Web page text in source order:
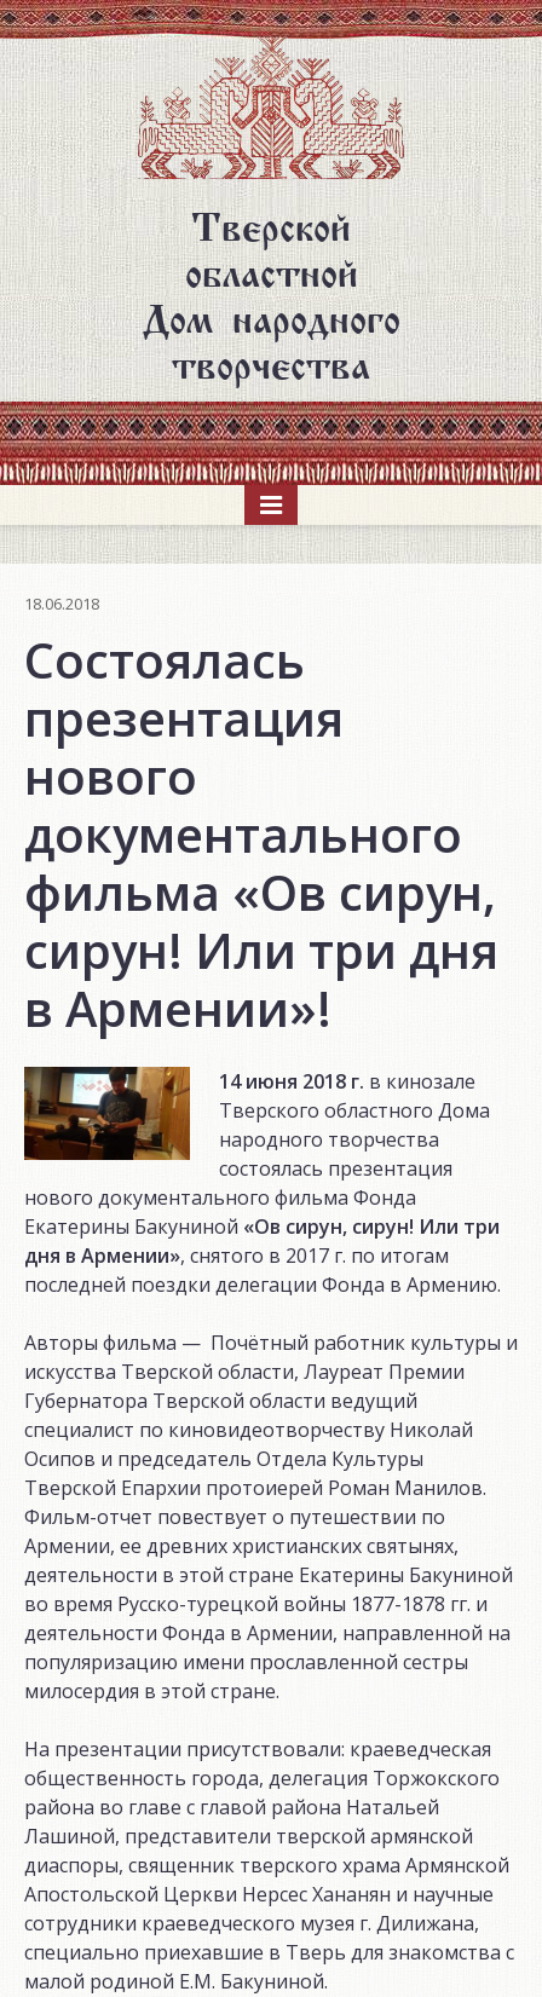
Перейти
к
основному
содержанию
Тверской
областной
Дом народного
творчества
18.06.2018
Состоялась
презентация
нового
документального
фильма «Ов сирун,
сирун! Или три дня
в Армении»!
14 июня 2018 г. в кинозале
Тверского областного Дома
народного творчества
состоялась презентация
нового документального фильма Фонда
Екатерины Бакуниной «Ов сирун, сирун! Или три
дня в Армении», снятого в 2017 г. по итогам
последней поездки делегации Фонда в Армению.
Авторы фильма — Почётный работник культуры и
искусства Тверской области, Лауреат Премии
Губернатора Тверской области ведущий
специалист по киновидеотворчеству Николай
Осипов и председатель Отдела Культуры
Тверской Епархии протоиерей Роман Манилов.
Фильм-отчет повествует о путешествии по
Армении, ее древних христианских святынях,
деятельности в этой стране Екатерины Бакуниной
во время Русско-турецкой войны 1877-1878 гг. и
деятельности Фонда в Армении, направленной на
популяризацию имени прославленной сестры
милосердия в этой стране.
На презентации присутствовали: краеведческая
общественность города, делегация Торжокского
района во главе с главой района Натальей
Лашиной, представители тверской армянской
диаспоры, священник тверского храма Армянской
Апостольской Церкви Нерсес Хананян и научные
сотрудники краеведческого музея г. Дилижана,
специально приехавшие в Тверь для знакомства с
малой родиной Е.М. Бакуниной.